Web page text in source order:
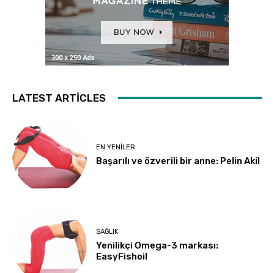
LATEST ARTICLES
EN YENILER
Başarılı ve özverili bir anne: Pelin Akil
SAĞLIK
Yenilikçi Omega-3 markası:
EasyFishoil